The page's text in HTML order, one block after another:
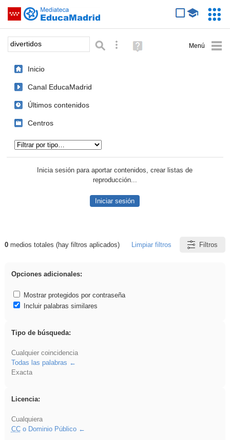
Saltar navegación
Palabra o frase: Búsqueda avanzada
Ayuda
(en
Inicio
Canal EducaMadrid
Últimos contenidos
Centros
Inicia sesión para aportar contenidos, crear listas de
reproducción...
Iniciar sesión
Resultados de: divertidos
0medios totales (hay filtros aplicados) Limpiar filtros Filtros
Opciones adicionales:
Mostrar protegidos por contraseña
Incluir palabras similares
Tipo de búsqueda:
Cualquier coincidencia
Todas las palabras
Exacta
Licencia:
Cualquiera
CCo Dominio Público